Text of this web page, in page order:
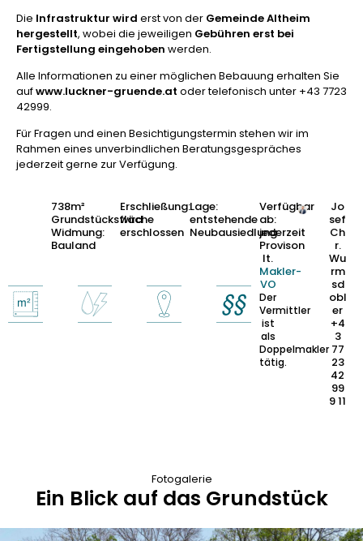
738m²
Grundstücksfläche
Widmung:
Bauland
Erschließung:
wird
erschlossen
Lage:
entstehende
Neubausiedlung
Verfügbar
ab:
jederzeit
Provison
lt.
Makler-
VO
Der
Vermittler
ist
als
Doppelmakler
tätig.
Jo
sef
Ch
r.
Wu
rm
sd
obl
er
+4
3
77
23
42
99
9 11
Die Infrastruktur wird erst von der Gemeinde Altheim
hergestellt, wobei die jeweiligen Gebühren erst bei
Fertigstellung eingehoben werden.
Alle Informationen zu einer möglichen Bebauung erhalten Sie
aufwww.luckner-gruende.at oder telefonisch unter +43 7723
42999.
Für Fragen und einen Besichtigungstermin stehen wir im
Rahmen eines unverbindlichen Beratungsgespräches
jederzeit gerne zur Verfügung.
Fotogalerie
Ein Blick auf das Grundstück